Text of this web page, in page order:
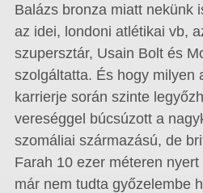
Balázs bronza miatt nekünk
az idei, londoni atlétikai vb,
szupersztár, Usain Bolt és
szolgáltatta. És hogy milyen
karrierje során szinte
vereséggel búcsúzott a
szomáliai származású, de
Farah 10 ezer méteren
már nem tudta győzelembe